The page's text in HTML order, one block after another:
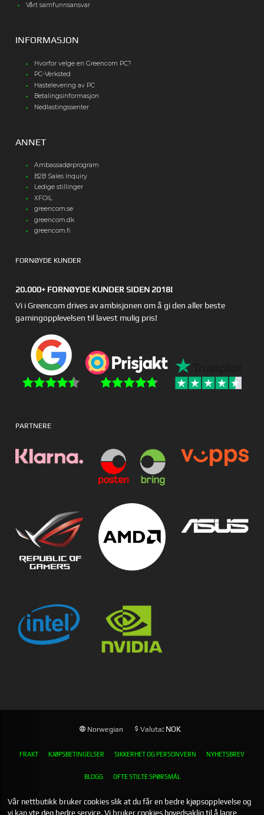
Vårt samfunnsansvar
INFORMASJON
Hvorfor velge en Greencom PC?
PC-Verksted
Hastelevering av PC
Betalingsinformasjon
Nedlastingssenter
ANNET
Ambassadørprogram
B2B Sales Inquiry
Ledige stillinger
XFOIL
greencom.se
greencom.dk
greencom.fi
FORNØYDE KUNDER
20.000+ FORNØYDE KUNDER SIDEN 2018!
Vi i Greencom drives av ambisjonen om å gi den aller beste
gamingopplevelsen til lavest mulig pris!
PARTNERE
Norwegian Valuta: NOK
FRAKT KJØPSBETINGELSER SIKKERHET OG PERSONVERN NYHETSBREV
BLOGG OFTE STILTE SPØRSMÅL
Vår nettbutikk bruker cookies slik at du får en bedre kjøpsopplevelse og
vi kan yte deg bedre service. Vi bruker cookies hovedsaklig til å lagre